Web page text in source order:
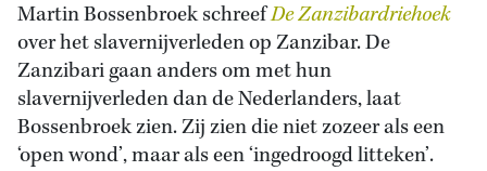
Martin Bossenbroek schreefDe Zanzibardriehoek
over het slavernijverleden op Zanzibar. De
Zanzibari gaan anders om met hun
slavernijverleden dan de Nederlanders, laat
Bossenbroek zien. Zij zien die niet zozeer als een
‘open wond’, maar als een ‘ingedroogd litteken’.